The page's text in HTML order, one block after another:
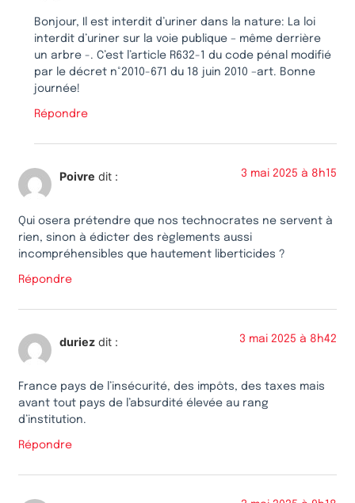
Bonjour, Il est interdit d’uriner dans la nature: La loi
interdit d’uriner sur la voie publique – même derrière
un arbre -. C’est l’article R632-1 du code pénal modifié
par le décret n°2010-671 du 18 juin 2010 –art. Bonne
journée!
Répondre
Poivre dit : 3 mai 2025 à 8h15
Qui osera prétendre que nos technocrates ne servent à
rien, sinon à édicter des règlements aussi
incompréhensibles que hautement liberticides ?
Répondre
duriez dit : 3 mai 2025 à 8h42
France pays de l’insécurité, des impôts, des taxes mais
avant tout pays de l’absurdité élevée au rang
d’institution.
Répondre